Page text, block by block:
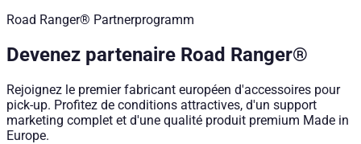
Road Ranger® Partnerprogramm
Devenez partenaire Road Ranger®
Rejoignez le premier fabricant européen d'accessoires pour
pick-up. Profitez de conditions attractives, d'un support
marketing complet et d'une qualité produit premium Made in
Europe.